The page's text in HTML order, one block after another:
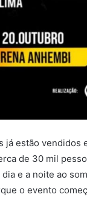
estão vendidos
de 30 mil
e a noite ao
o evento